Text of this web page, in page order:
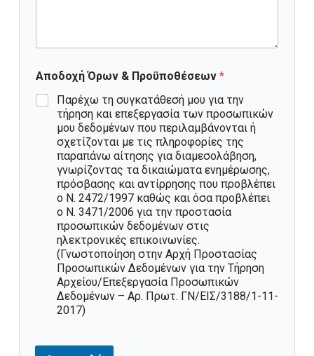
Αποδοχή Όρων & Προϋποθέσεων *
Παρέχω τη συγκατάθεσή μου για την
τήρηση και επεξεργασία των προσωπικών
μου δεδομένων που περιλαμβάνονται ή
σχετίζονται με τις πληροφορίες της
παραπάνω αίτησης για διαμεσολάβηση,
γνωρίζοντας τα δικαιώματα ενημέρωσης,
πρόσβασης και αντίρρησης που προβλέπει
ο Ν. 2472/1997 καθώς και όσα προβλέπει
ο Ν. 3471/2006 για την προστασία
προσωπικών δεδομένων στις
ηλεκτρονικές επικοινωνίες.
(Γνωστοποίηση στην Αρχή Προστασίας
Προσωπικών Δεδομένων για την Τήρηση
Αρχείου/Επεξεργασία Προσωπικών
Δεδομένων – Αρ. Πρωτ. ΓΝ/ΕΙΣ/3188/1-11-
2017)